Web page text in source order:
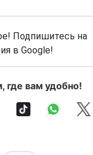
Подпишитесь на
в Google!
где вам удобно!